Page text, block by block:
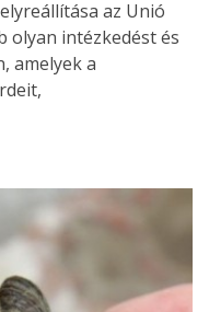
az Unió
olyan intézkedést és
amelyek a